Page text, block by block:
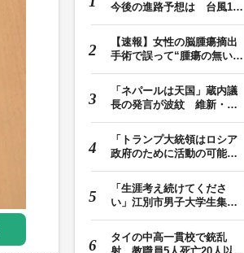
今後の進路予想は 台風13
【速報】女性の脳腫瘍摘出
手術で誤って“腫瘍の無い部
「ネパールは天国」蔵内議
長の発言が波紋 維新・吉
「トランプ大統領はロシア
政府のために活動の可能
「生涯考え続けてくださ
い」江別市男子大学生集団
タイの中高一貫校で銃乱